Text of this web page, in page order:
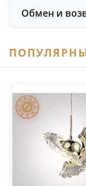
Обмен и